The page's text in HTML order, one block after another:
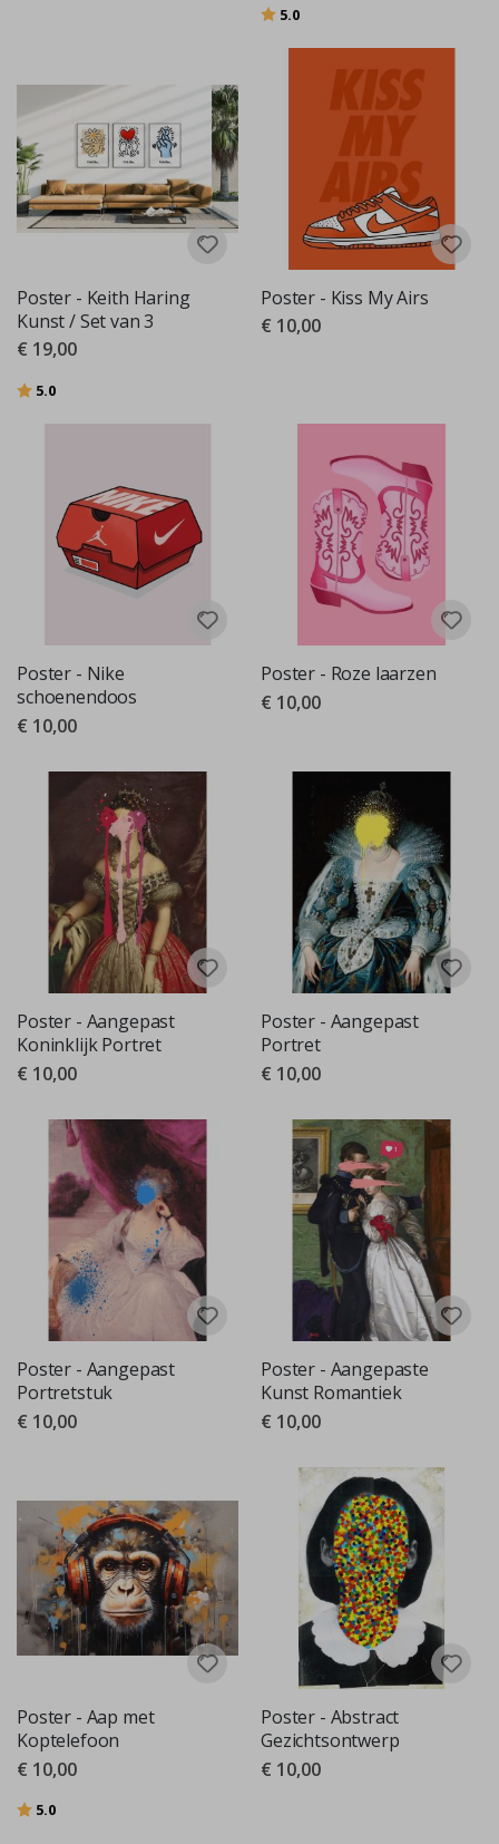
Beoordeling:
5.0
Poster - Keith Haring
Kunst / Set van 3
€ 19,00
Beoordeling:
5.0
Poster - Kiss My Airs
€ 10,00
Poster - Nike
schoenendoos
€ 10,00
Poster - Roze laarzen
€ 10,00
Poster - Aangepast
Koninklijk Portret
€ 10,00
Poster - Aangepast
Portret
€ 10,00
Poster - Aangepast
Portretstuk
€ 10,00
Poster - Aangepaste
Kunst Romantiek
€ 10,00
Poster - Aap met
Koptelefoon
€ 10,00
Beoordeling:
5.0
Poster - Abstract
Gezichtsontwerp
€ 10,00